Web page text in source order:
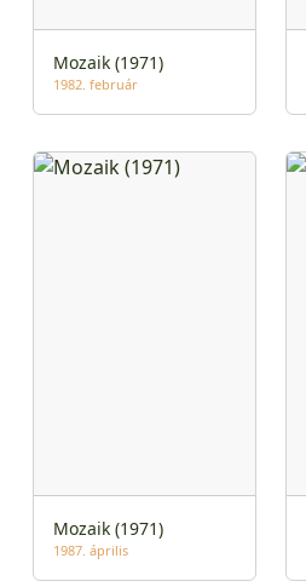
Mozaik (1971)
1982. február
Mozaik (1971)
1987. április